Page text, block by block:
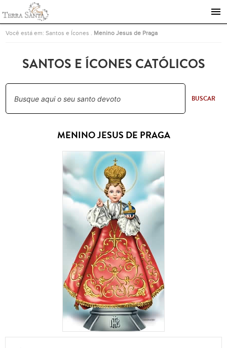
Ir para a página inicial
Você está em:Santos e Ícones Menino Jesus de Praga
SANTOS E ÍCONES CATÓLICOS
BUSCAR
MENINO JESUS DE PRAGA